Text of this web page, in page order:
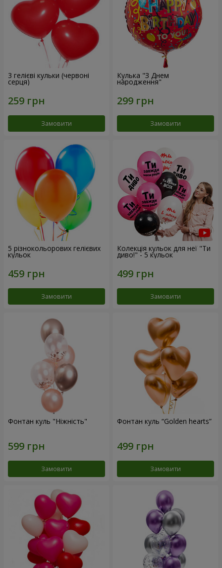
3 гелієві кульки (червоні
серця)
Замовити
Кулька "З Днем
народження"
Замовити
5 різнокольорових гелієвих
кульок
Замовити
Колекція кульок для неї "Ти
диво!" - 5 кульок
Замовити
Фонтан куль "Ніжність"
Замовити
Фонтан куль “Golden hearts”
Замовити